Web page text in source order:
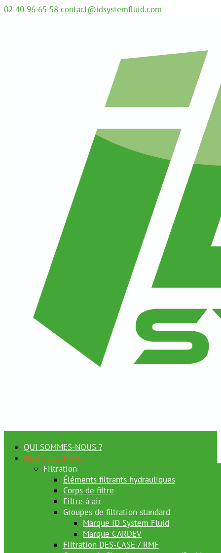
02 40 96 65 58 contact@idsystemfluid.com
QUI SOMMES-NOUS ?
NOS SOLUTIONS
Filtration
Éléments filtrants hydrauliques
Corps de filtre
Filtre à air
Groupes de filtration standard
Marque ID System Fluid
Marque CARDEV
Filtration DES-CASE / RMF